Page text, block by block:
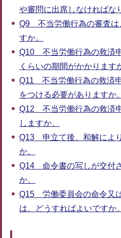
や審問に出席しなければな
Q9 不当労働行為の審査は
すか。
Q10 不当労働行為の救済
くらいの期間がかかります
Q11 不当労働行為の救済
をつける必要がありますか。
Q12 不当労働行為の救済
しますか。
Q13 申立て後、和解によ
か。
Q14 命令書の写しが交付
か。
Q15 労働委員会の命令又
は、どうすればよいですか。